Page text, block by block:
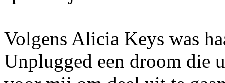
Volgens Alicia Keys was
Unplugged een droom die